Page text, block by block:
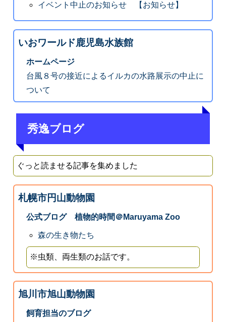
イベント中止のお知らせ 【お知らせ】
いおワールド鹿児島水族館
ホームページ
台風８号の接近によるイルカの水路展示の中止に
ついて
秀逸ブログ
ぐっと読ませる記事を集めました
札幌市円山動物園
公式ブログ 植物的時間＠Maruyama Zoo
森の生き物たち
※虫類、両生類のお話です。
旭川市旭山動物園
飼育担当のブログ